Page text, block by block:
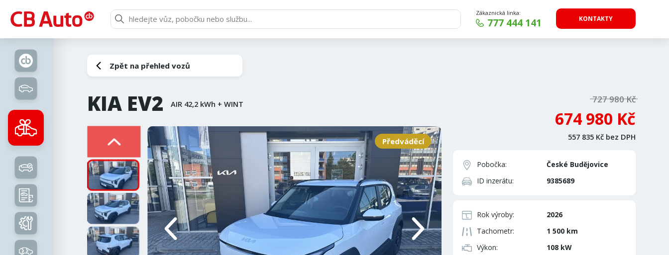
Zákaznická linka:
777 444 141 KONTAKTY
Zpět na přehled vozů
KIA EV2 AIR 42,2 kWh + WINT 727 980 Kč
674 980 Kč
557 835 Kč bez DPH
Pobočka:
České Budějovice
ID inzerátu:
9385689
Rok výroby:
2026
Tachometr:
1 500 km
Výkon:
108 kW
Předváděcí